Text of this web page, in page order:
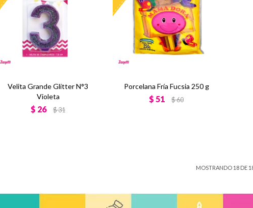
Velita Grande Glitter N°3
Violeta
$ 26 $31
Porcelana Fría Fucsia 250 g
$ 51 $60
MOSTRANDO 18 DE